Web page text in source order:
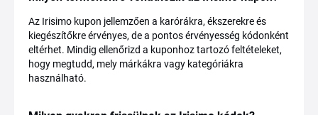
Az Irisimo kupon jellemzően a karórákra, ékszerekre és
kiegészítőkre érvényes, de a pontos érvényesség kódonként
eltérhet. Mindig ellenőrizd a kuponhoz tartozó feltételeket,
hogy megtudd, mely márkákra vagy kategóriákra
használható.